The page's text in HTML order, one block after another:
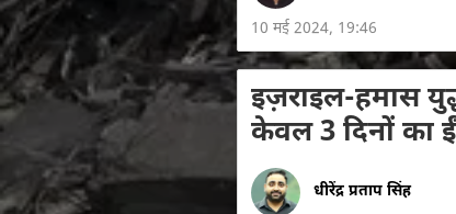
10 मई 2024, 19:46
इज़राइल-हमास
केवल 3 दिनों का
धीरेंद्र प्रताप सिंह